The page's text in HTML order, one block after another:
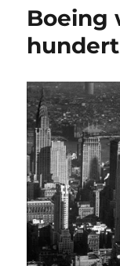
Boeing